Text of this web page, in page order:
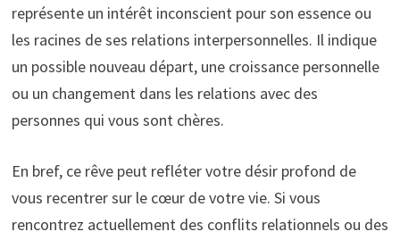
représente un intérêt inconscient pour son essence ou
les racines de ses relations interpersonnelles. Il indique
un possible nouveau départ, une croissance personnelle
ou un changement dans les relations avec des
personnes qui vous sont chères.
En bref, ce rêve peut refléter votre désir profond de
vous recentrer sur le cœur de votre vie. Si vous
rencontrez actuellement des conflits relationnels ou des